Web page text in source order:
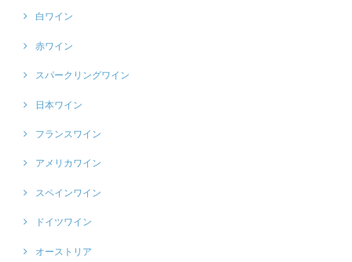
白ワイン
赤ワイン
スパークリングワイン
日本ワイン
フランスワイン
アメリカワイン
スペインワイン
ドイツワイン
オーストリア